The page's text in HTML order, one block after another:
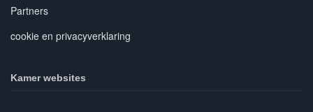
Partners
cookie en privacyverklaring
Kamer websites